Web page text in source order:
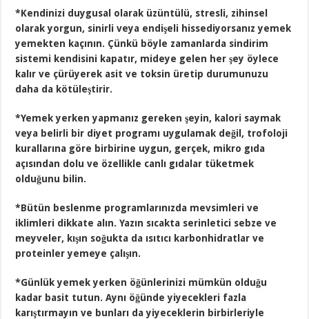
*Kendinizi duygusal olarak üzüntülü, stresli, zihinsel
olarak yorgun, sinirli veya endişeli hissediyorsanız yemek
yemekten kaçının. Çünkü böyle zamanlarda sindirim
sistemi kendisini kapatır, mideye gelen her şey öylece
kalır ve çürüyerek asit ve toksin üretip durumunuzu
daha da kötüleştirir.
*Yemek yerken yapmanız gereken şeyin, kalori saymak
veya belirli bir diyet programı uygulamak değil, trofoloji
kurallarına göre birbirine uygun, gerçek, mikro gıda
açısından dolu ve özellikle canlı gıdalar tüketmek
olduğunu bilin.
*Bütün beslenme programlarınızda mevsimleri ve
iklimleri dikkate alın. Yazın sıcakta serinletici sebze ve
meyveler, kışın soğukta da ısıtıcı karbonhidratlar ve
proteinler yemeye çalışın.
*Günlük yemek yerken öğünlerinizi mümkün olduğu
kadar basit tutun. Aynı öğünde yiyecekleri fazla
karıştırmayın ve bunları da yiyeceklerin birbirleriyle